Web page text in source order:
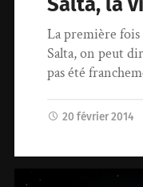
La première fois
Salta, on peut
pas été
20 février 2014